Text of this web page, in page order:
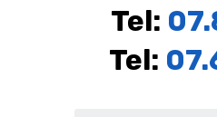
Tel:
Tel: